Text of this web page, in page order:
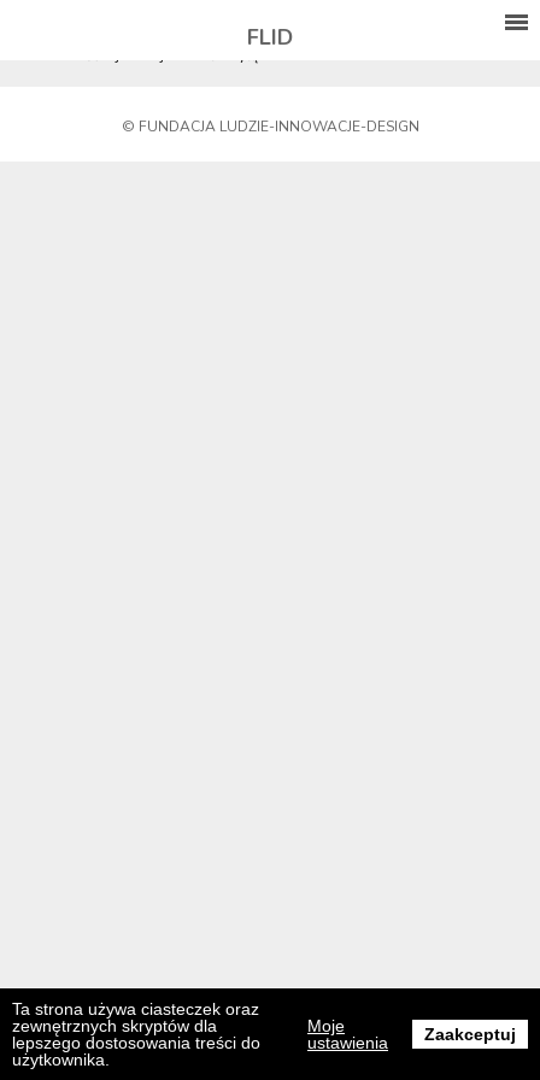
FLID
© FUNDACJA LUDZIE-INNOWACJE-DESIGN
Ta strona używa ciasteczek oraz
zewnętrznych skryptów dla
lepszego dostosowania treści do
użytkownika.
Moje
ustawienia
Zaakceptuj